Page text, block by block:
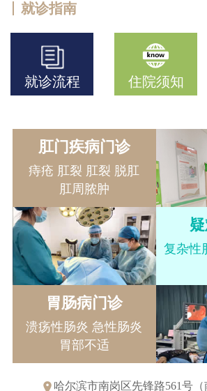
就诊指南
就诊流程 住院须知
肛门疾病门诊
痔疮 肛裂 肛裂 脱肛
肛周脓肿
复杂性
胃肠病门诊
溃疡性肠炎 急性肠炎
胃部不适
哈尔滨市南岗区先锋路561号（